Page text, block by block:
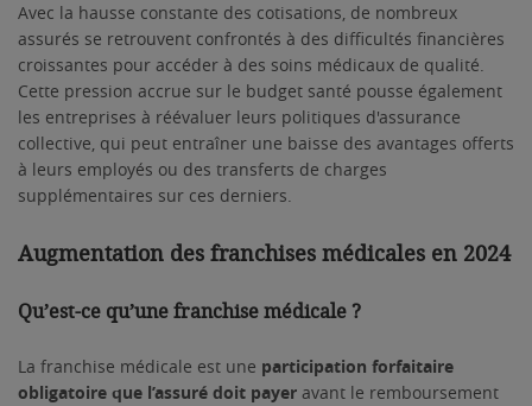
Avec la hausse constante des cotisations, de nombreux
assurés se retrouvent confrontés à des difficultés financières
croissantes pour accéder à des soins médicaux de qualité.
Cette pression accrue sur le budget santé pousse également
les entreprises à réévaluer leurs politiques d'assurance
collective, qui peut entraîner une baisse des avantages offerts
à leurs employés ou des transferts de charges
supplémentaires sur ces derniers.
Augmentation des franchises médicales en 2024
Qu’est-ce qu’une franchise médicale ?
La franchise médicale est une participation forfaitaire
obligatoire que l’assuré doit payer avant le remboursement